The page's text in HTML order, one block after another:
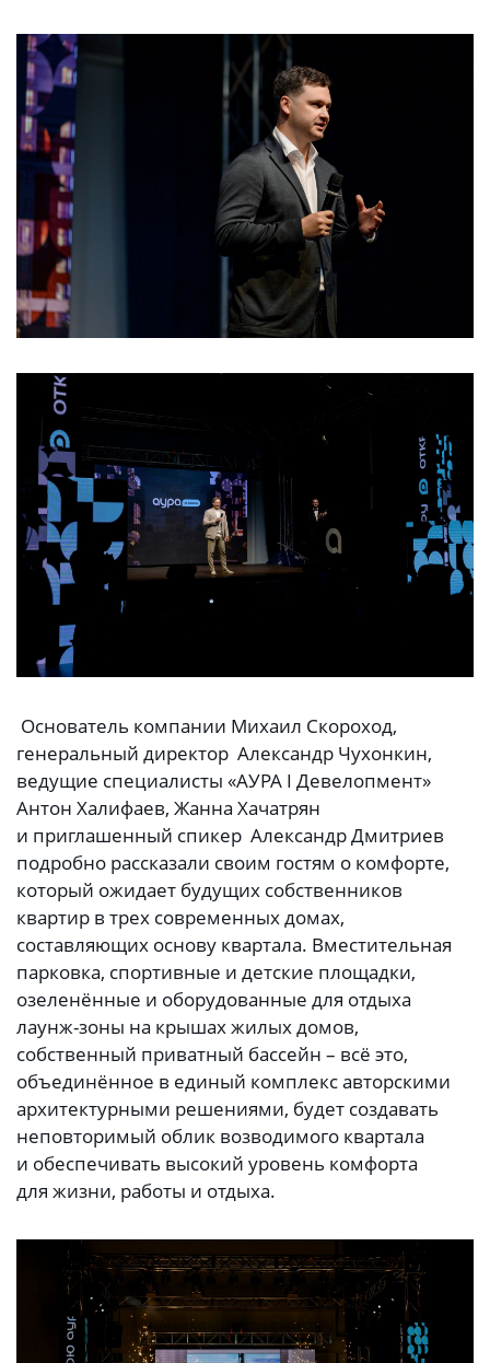
Основатель компании Михаил Скороход,
генеральный директор Александр Чухонкин,
ведущие специалисты «АУРА I Девелопмент»
Антон Халифаев, Жанна Хачатрян
и приглашенный спикер Александр Дмитриев
подробно рассказали своим гостям о комфорте,
который ожидает будущих собственников
квартир в трех современных домах,
составляющих основу квартала. Вместительная
парковка, спортивные и детские площадки,
озеленённые и оборудованные для отдыха
лаунж-зоны на крышах жилых домов,
собственный приватный бассейн – всё это,
объединённое в единый комплекс авторскими
архитектурными решениями, будет создавать
неповторимый облик возводимого квартала
и обеспечивать высокий уровень комфорта
для жизни, работы и отдыха.